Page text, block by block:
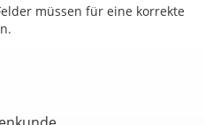
müssen für eine korrekte